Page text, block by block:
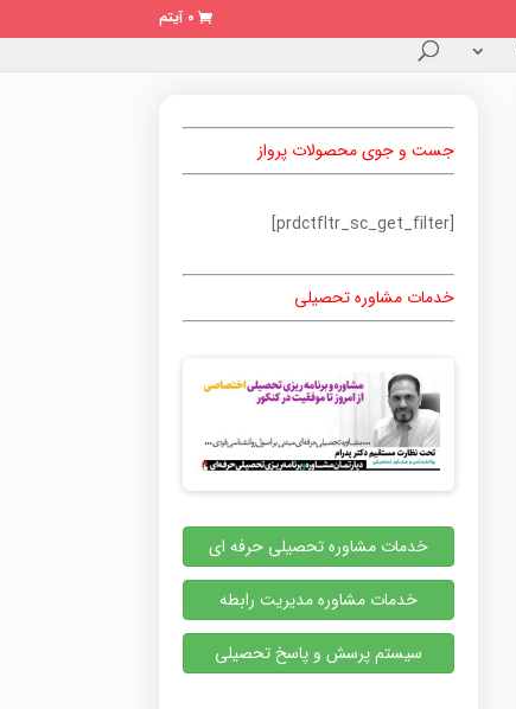
0 آیتم
جست و جوی محصولات پرواز
[prdctfltr_sc_get_filter]
خدمات مشاوره تحصیلی
خدمات مشاوره تحصیلی حرفه ای
خدمات مشاوره مدیریت رابطه
سیستم پرسش و پاسخ تحصیلی